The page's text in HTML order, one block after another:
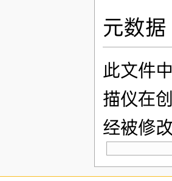
元数据
此文件
描仪在
经被修